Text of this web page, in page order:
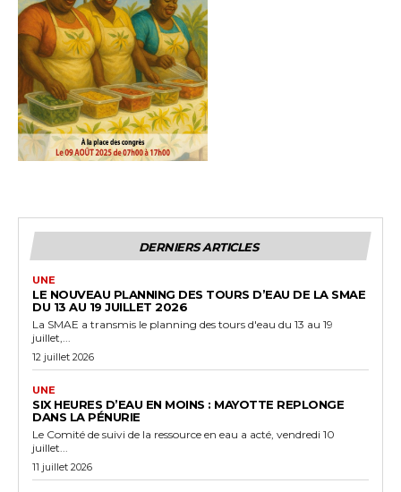
DERNIERS ARTICLES
UNE
LE NOUVEAU PLANNING DES TOURS D’EAU DE LA SMAE
DU 13 AU 19 JUILLET 2026
La SMAE a transmis le planning des tours d'eau du 13 au 19
juillet,...
12 juillet 2026
UNE
SIX HEURES D’EAU EN MOINS : MAYOTTE REPLONGE
DANS LA PÉNURIE
Le Comité de suivi de la ressource en eau a acté, vendredi 10
juillet...
11 juillet 2026